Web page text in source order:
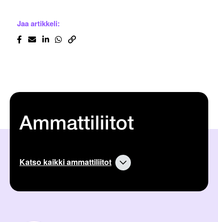
Jaa artikkeli:
Ammattiliitot
Katso kaikki ammattiliitot